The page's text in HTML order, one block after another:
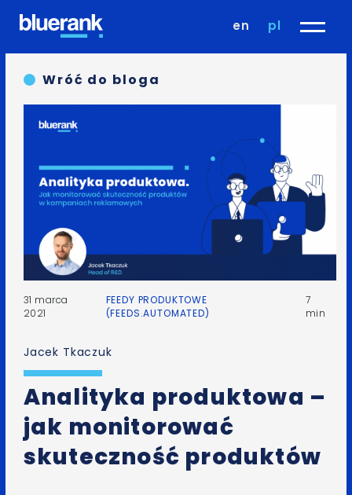
en pl
Wróć do bloga
31 marca
2021
FEEDY PRODUKTOWE
(FEEDS.AUTOMATED)
7
min
Jacek Tkaczuk
Analityka produktowa –
jak monitorować
skuteczność produktów